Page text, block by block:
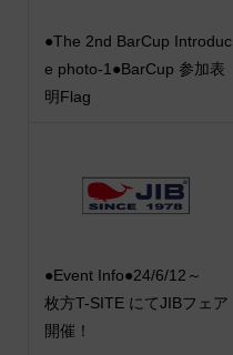
●The 2nd BarCup Introduc
e photo-1●BarCup 参加表
明Flag
●Event Info●24/6/12～
枚方T-SITE にてJIBフェア
開催！